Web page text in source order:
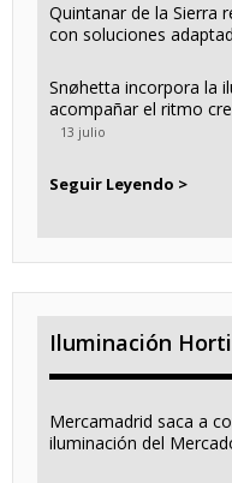
Quintanar de la Sierra
con soluciones
Snøhetta incorpora la
acompañar el ritmo
13 julio
Seguir Leyendo >
Iluminación
Mercamadrid saca a
iluminación del